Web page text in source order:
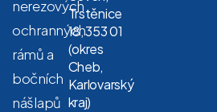
nerezových
ochranných
rámů a
bočních
nášlapů
Trstěnice
18, 353 01
(okres
Cheb,
Karlovarský
kraj)